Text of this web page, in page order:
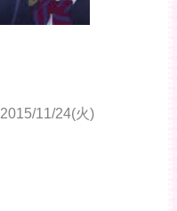
2015/11/24(火)